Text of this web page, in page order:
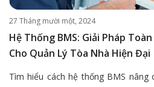
27 Tháng mười một, 2024
Hệ Thống BMS: Giải Pháp
Cho Quản Lý Tòa Nhà Hiện Đại
Tìm hiểu cách hệ thống BMS nâng